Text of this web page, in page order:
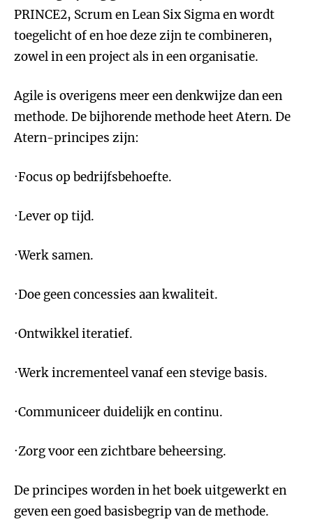
PRINCE2, Scrum en Lean Six Sigma en wordt
toegelicht of en hoe deze zijn te combineren,
zowel in een project als in een organisatie.
Agile is overigens meer een denkwijze dan een
methode. De bijhorende methode heet Atern. De
Atern-principes zijn:
·Focus op bedrijfsbehoefte.
·Lever op tijd.
·Werk samen.
·Doe geen concessies aan kwaliteit.
·Ontwikkel iteratief.
·Werk incrementeel vanaf een stevige basis.
·Communiceer duidelijk en continu.
·Zorg voor een zichtbare beheersing.
De principes worden in het boek uitgewerkt en
geven een goed basisbegrip van de methode.